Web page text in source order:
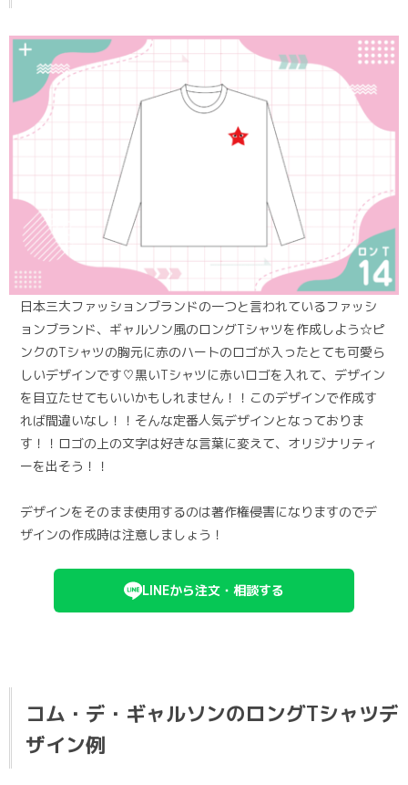
日本三大ファッションブランドの一つと言われているファッシ
ョンブランド、ギャルソン風のロングTシャツを作成しよう☆ピ
ンクのTシャツの胸元に赤のハートのロゴが入ったとても可愛ら
しいデザインです♡黒いTシャツに赤いロゴを入れて、デザイン
を目立たせてもいいかもしれません！！このデザインで作成す
れば間違いなし！！そんな定番人気デザインとなっておりま
す！！ロゴの上の文字は好きな言葉に変えて、オリジナリティ
ーを出そう！！
デザインをそのまま使用するのは著作権侵害になりますのでデ
ザインの作成時は注意しましょう！
LINEから注文・相談する
コム・デ・ギャルソンのロングTシャツデ
ザイン例